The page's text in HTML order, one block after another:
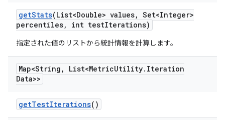
getStats(List<Double> values, Set<Integer>
percentiles, int testIterations)
指定された値のリストから統計情報を計算します。
Map<String , List<MetricUtility. Iteration
Data>>
getTestIterations()